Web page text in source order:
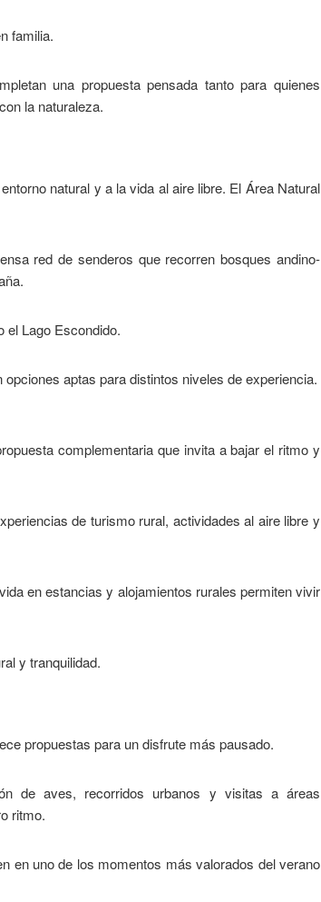
familia.
una propuesta pensada tanto para quienes
la naturaleza.
natural y a la vida al aire libre. El Área Natural
red de senderos que recorren bosques andino-
el Lago Escondido.
aptas para distintos niveles de experiencia.
complementaria que invita a bajar el ritmo y
de turismo rural, actividades al aire libre y
en estancias y alojamientos rurales permiten vivir
y tranquilidad.
propuestas para un disfrute más pausado.
de aves, recorridos urbanos y visitas a áreas
ritmo.
en uno de los momentos más valorados del verano